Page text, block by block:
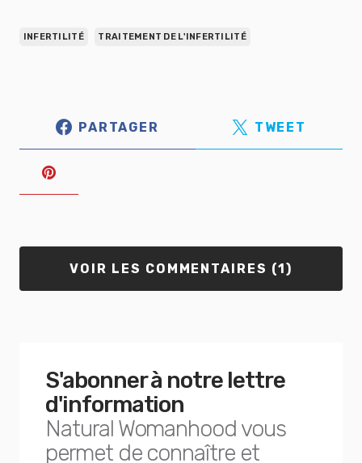
INFERTILITÉ TRAITEMENT DE L'INFERTILITÉ
PARTAGER TWEET
VOIR LES COMMENTAIRES (1)
S'abonner à notre lettre
d'information
Natural Womanhood vous
permet de connaître et